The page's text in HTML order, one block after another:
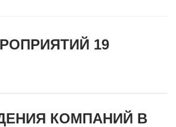
19
КОМПАНИЙ В